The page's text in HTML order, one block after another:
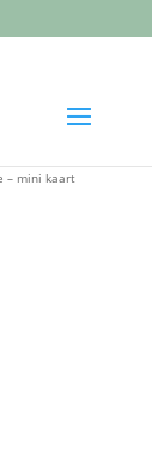
– mini kaart